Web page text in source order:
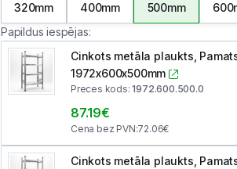
320mm
400mm 500mm
Papildus iespējas:
Cinkots metāla plaukts,
1972x600x500mm
Preces kods:1972.600.500.0
87.19€
Cena bez PVN:72.06€
Cinkots metāla plaukts,